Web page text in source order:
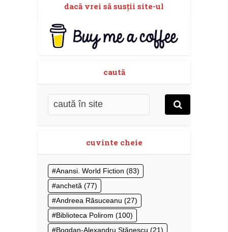
dacă vrei să susţii site-ul
caută
cuvinte cheie
Anansi. World Fiction (83)
anchetă (77)
Andreea Răsuceanu (27)
Biblioteca Polirom (100)
Bogdan-Alexandru Stănescu (21)